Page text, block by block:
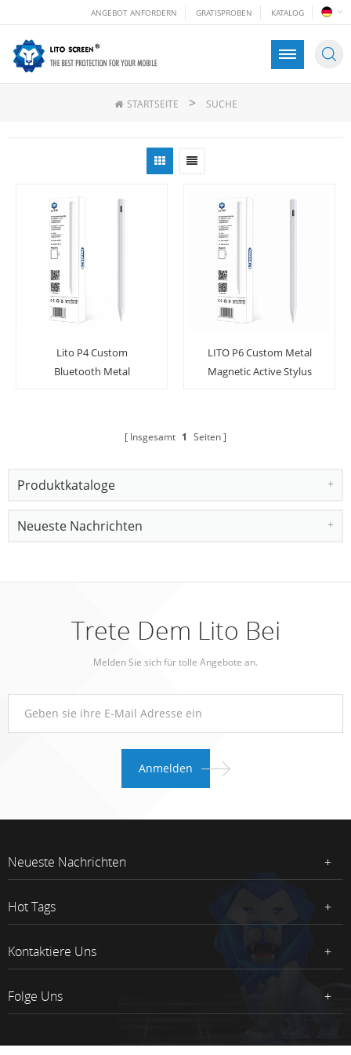
ANGEBOT ANFORDERN GRATISPROBEN KATALOG
STARTSEITE > SUCHE
Lito P4 Custom
Bluetooth Metal
LITO P6 Custom Metal
Magnetic Active Stylus
Insgesamt 1 Seiten
Produktkataloge
Neueste Nachrichten
Trete Dem Lito Bei
Melden Sie sich für tolle Angebote an.
Neueste Nachrichten
Hot Tags
Kontaktiere Uns
Folge Uns